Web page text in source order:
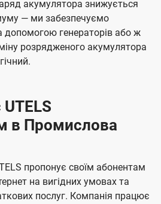
акумулятора знижується
— ми забезпечуємо
допомогою генераторів або ж
розрядженого акумулятора
в Промислова
пропонує своїм абонентам
на вигідних умовах та
послуг. Компанія працює